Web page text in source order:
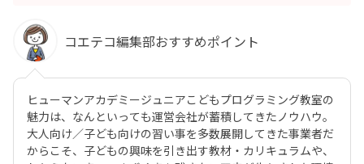
コエテコ編集部おすすめポイント
ヒューマンアカデミージュニアこどもプログラミング教室の
魅力は、なんといっても運営会社が蓄積してきたノウハウ。
大人向け／子ども向けの習い事を多数展開してきた事業者だ
からこそ、子どもの興味を引き出す教材・カリキュラムや、